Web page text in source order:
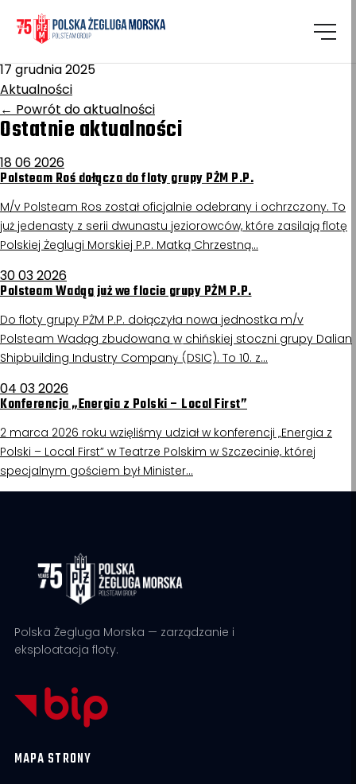
Homepage
Narew
17 grudnia 2025
Aktualności
← Powrót do aktualności
Ostatnie aktualności
18 06 2026
Polsteam Roś dołącza do floty grupy PŻM P.P.
M/v Polsteam Ros został oficjalnie odebrany i ochrzczony. To
już jedenasty z serii dwunastu jeziorowców, które zasilają flotę
Polskiej Żeglugi Morskiej P.P. Matką Chrzestną…
30 03 2026
Polsteam Wadąg już we flocie grupy PŻM P.P.
Do floty grupy PŻM P.P. dołączyła nowa jednostka m/v
Polsteam Wadąg zbudowana w chińskiej stoczni grupy Dalian
Shipbuilding Industry Company (DSIC). To 10. z…
04 03 2026
Konferencja „Energia z Polski – Local First”
2 marca 2026 roku wzięliśmy udział w konferencji „Energia z
Polski – Local First” w Teatrze Polskim w Szczecinie, której
specjalnym gościem był Minister…
Polska Żegluga Morska — zarządzanie i
eksploatacja floty.
MAPA STRONY